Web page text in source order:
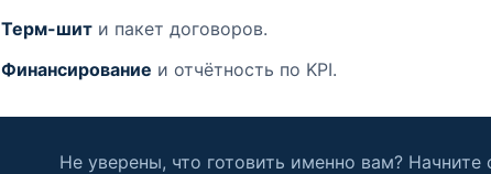
Терм-шит и пакет договоров.
Финансирование и отчётность по KPI.
Не уверены, что готовить именно вам? Начните